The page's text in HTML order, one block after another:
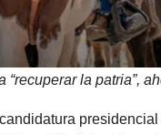
la patria”,